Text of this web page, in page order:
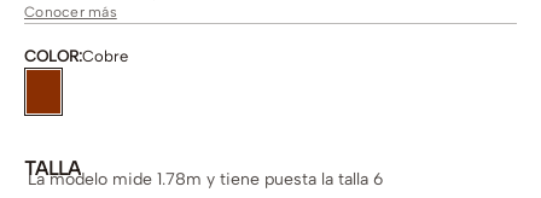
Conocer más
COLOR:Cobre
TALLA
La modelo mide 1.78m y tiene puesta la talla 6